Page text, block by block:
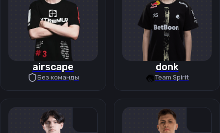
airscape
Без команды
donk
Team Spirit